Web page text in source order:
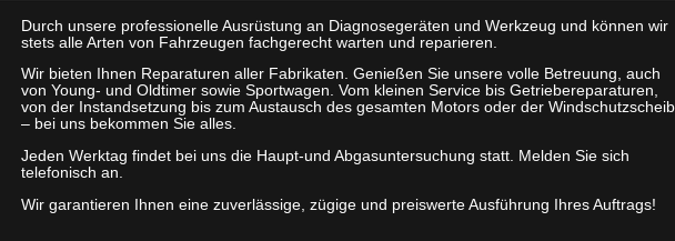
Durch unsere professionelle Ausrüstung an Diagnosegeräten und Werkzeug und können wir
stets alle Arten von Fahrzeugen fachgerecht warten und reparieren.
Wir bieten Ihnen Reparaturen aller Fabrikaten. Genießen Sie unsere volle Betreuung, auch
von Young- und Oldtimer sowie Sportwagen. Vom kleinen Service bis Getriebereparaturen,
von der Instandsetzung bis zum Austausch des gesamten Motors oder der
– bei uns bekommen Sie alles.
Jeden Werktag findet bei uns die Haupt-und Abgasuntersuchung statt. Melden Sie sich
telefonisch an.
Wir garantieren Ihnen eine zuverlässige, zügige und preiswerte Ausführung Ihres Auftrags!